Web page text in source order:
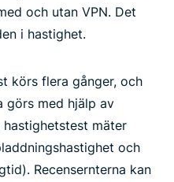
och utan VPN. Det
i hastighet.
körs flera gånger, och
görs med hjälp av
hastighetstest mäter
och
Recensernterna kan